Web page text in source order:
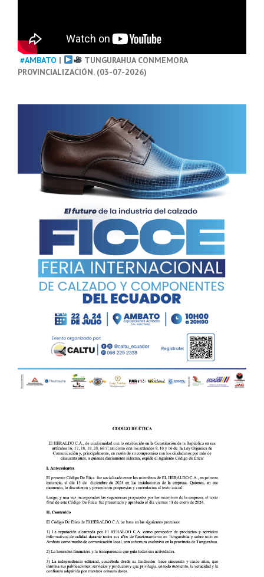
#AMBATO |
TUNGURAHUA CONMEMORA
PROVINCIALIZACIÓN. (03-07-2026)